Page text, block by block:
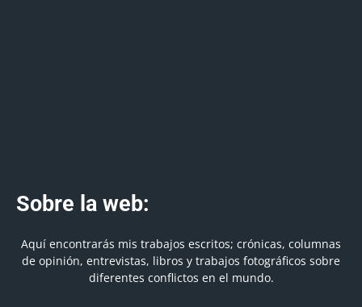
Sobre la web:
Aquí encontrarás mis trabajos escritos; crónicas, columnas
de opinión, entrevistas, libros y trabajos fotográficos sobre
diferentes conflictos en el mundo.